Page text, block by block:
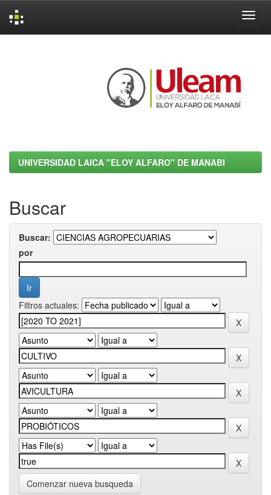
UNIVERSIDAD LAICA "ELOY ALFARO" DE MANABI
Buscar
Buscar:
por
Filtros actuales:
Comenzar nueva busqueda